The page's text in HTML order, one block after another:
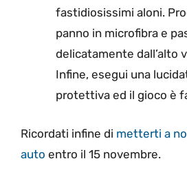
fastidiosissimi aloni.
panno in microfibra e
delicatamente dall’alto
Infine, esegui una
protettiva ed il gioco è
Ricordati infine di metterti a
auto entro il 15 novembre.